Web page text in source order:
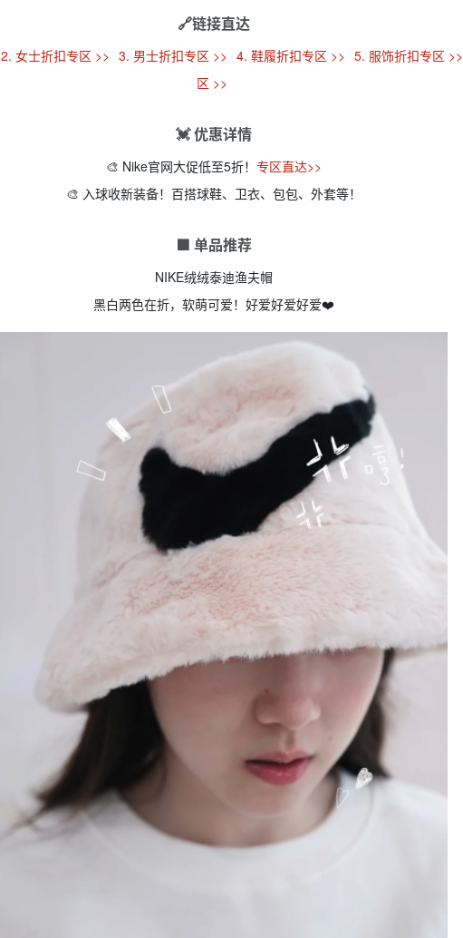
🔗链接直达
2. 女士折扣专区 >> 3. 男士折扣专区 >> 4. 鞋履折扣专区 >> 5. 服饰折扣专区 >>
区 >>
💓 优惠详情
🎨 Nike官网大促低至5折！专区直达>>
🎨 入球收新装备！百搭球鞋、卫衣、包包、外套等！
🟩 单品推荐
NIKE绒绒泰迪渔夫帽
黑白两色在折，软萌可爱！好爱好爱好爱❤️